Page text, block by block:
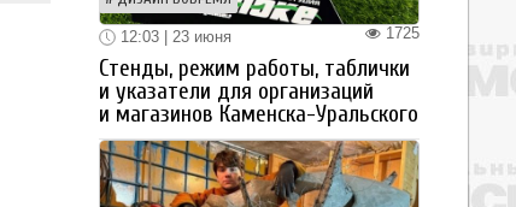
1725
12:03 | 23 июня
Стенды, режим работы, таблички
и указатели для организаций
и магазинов Каменска-Уральского